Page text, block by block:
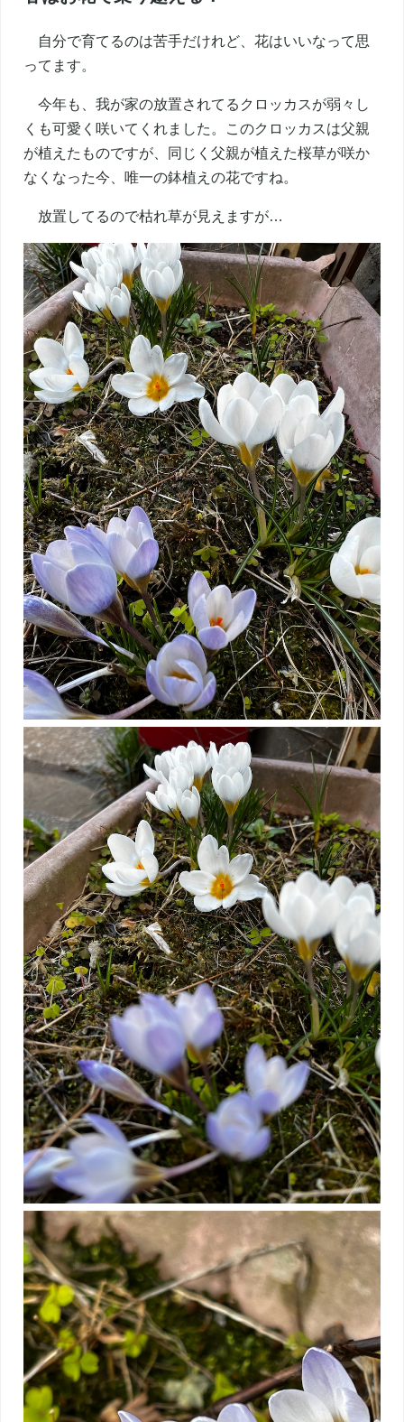
自分で育てるのは苦手だけれど、花はいいなって思
ってます。
今年も、我が家の放置されてるクロッカスが弱々し
くも可愛く咲いてくれました。このクロッカスは父親
が植えたものですが、同じく父親が植えた桜草が咲か
なくなった今、唯一の鉢植えの花ですね。
放置してるので枯れ草が見えますが…